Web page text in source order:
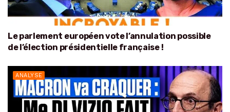
Le parlement européen vote l’annulation possible
de l’élection présidentielle française !
ANALYSE